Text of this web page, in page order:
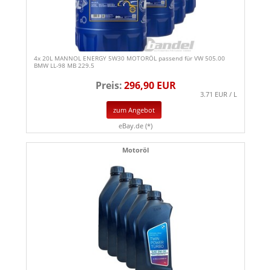
4x 20L MANNOL ENERGY 5W30 MOTORÖL passend für VW 505.00
BMW LL-98 MB 229.5
Preis:296,90 EUR
3.71 EUR / L
zum Angebot
eBay.de (*)
Motoröl